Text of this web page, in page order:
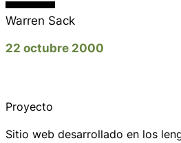
Warren Sack
22 octubre 2000
Proyecto
Sitio web desarrollado en los